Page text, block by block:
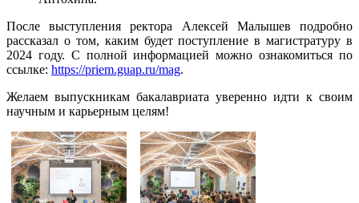
После выступления ректора Алексей Малышев подробно
рассказал о том, каким будет поступление в магистратуру в
2024 году. С полной информацией можно ознакомиться по
ссылке: https://priem.guap.ru/mag.
Желаем выпускникам бакалавриата уверенно идти к своим
научным и карьерным целям!